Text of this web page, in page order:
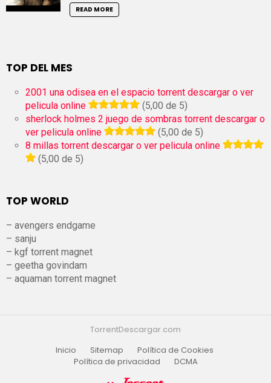
READ MORE
TOP DEL MES
2001 una odisea en el espacio torrent descargar o ver
pelicula online
(5,00 de 5)
sherlock holmes 2 juego de sombras torrent descargar o
ver pelicula online
(5,00 de 5)
8 millas torrent descargar o ver pelicula online
(5,00 de 5)
TOP WORLD
– avengers endgame
– sanju
– kgf torrent magnet
– geetha govindam
– aquaman torrent magnet
TorrentDescargar.com
Inicio
Sitemap
Política de Cookies
Política de privacidad
DCMA